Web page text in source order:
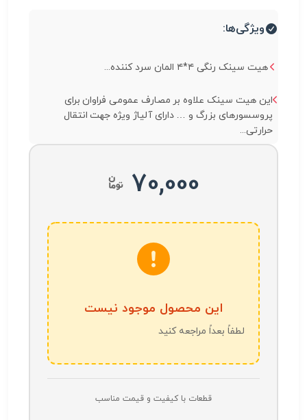
ویژگی‌ها:
هیت سینک رنگی ۴*۴ المان سرد کننده...
این هیت سینک علاوه بر مصارف عمومی فراوان برای
پروسسورهای بزرگ و … دارای آلیاژ ویژه جهت انتقال
حرارتی...
70,000
این محصول موجود نیست
لطفاً بعداً مراجعه کنید
قطعات با کیفیت و قیمت مناسب